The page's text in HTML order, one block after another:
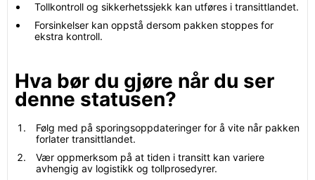
Tollkontroll og sikkerhetssjekk kan utføres i transittlandet.
Forsinkelser kan oppstå dersom pakken stoppes for
ekstra kontroll.
Hva bør du gjøre når du ser
denne statusen?
Følg med på sporingsoppdateringer for å vite når pakken
forlater transittlandet.
Vær oppmerksom på at tiden i transitt kan variere
avhengig av logistikk og tollprosedyrer.